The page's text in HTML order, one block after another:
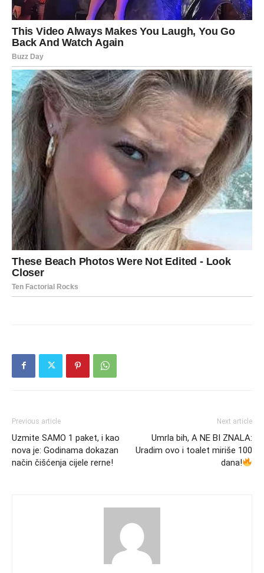
Previous article
Uzmite SAMO 1 paket, i kao
nova je: Godinama dokazan
način čišćenja cijele rerne!
Next article
Umrla bih, A NE BI ZNALA:
Uradim ovo i toalet miriše 100
dana!